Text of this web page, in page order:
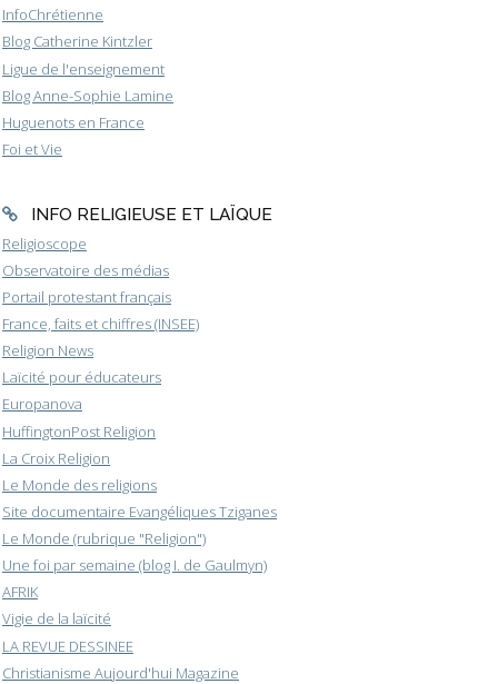
InfoChrétienne
Blog Catherine Kintzler
Ligue de l'enseignement
Blog Anne-Sophie Lamine
Huguenots en France
Foi et Vie
INFO RELIGIEUSE ET LAÏQUE
Religioscope
Observatoire des médias
Portail protestant français
France, faits et chiffres (INSEE)
Religion News
Laïcité pour éducateurs
Europanova
HuffingtonPost Religion
La Croix Religion
Le Monde des religions
Site documentaire Evangéliques Tziganes
Le Monde (rubrique "Religion")
Une foi par semaine (blog I. de Gaulmyn)
AFRIK
Vigie de la laïcité
LA REVUE DESSINEE
Christianisme Aujourd'hui Magazine